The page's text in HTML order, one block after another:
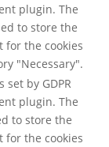
plugin. The
to store the
for the cookies
"Necessary".
set by GDPR
plugin. The
to store the
for the cookies